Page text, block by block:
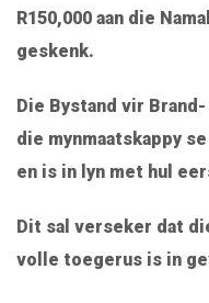
R150,000 aan die
geskenk.
Die Bystand vir
die mynmaatskappy
en is in lyn met hul
Dit sal verseker dat
volle toegerus is in